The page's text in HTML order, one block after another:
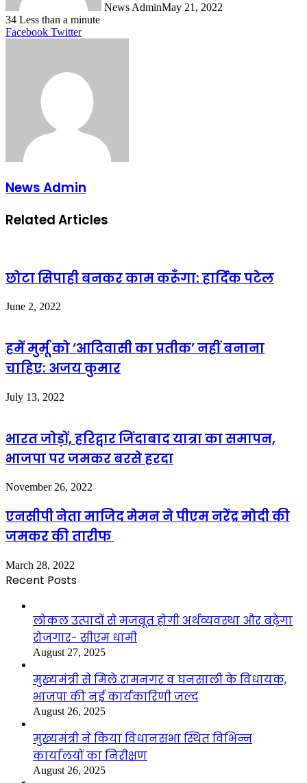
News AdminMay 21, 2022
34 Less than a minute
Facebook TwitterLinkedIn
Tumblr
Pinterest
Reddit
VKontakte
Share
Print
News Admin
Related Articles
छोटा सिपाही बनकर काम करूँगा: हार्दिक पटेल
June 2, 2022
हमें मुर्मू को ‘आदिवासी का प्रतीक’ नहीं बनाना
चाहिए: अजय कुमार
July 13, 2022
भारत जोड़ों, हरिद्वार जिंदाबाद यात्रा का समापन,
भाजपा पर जमकर बरसे हरदा
November 26, 2022
एनसीपी नेता माजिद मेमन ने पीएम नरेंद्र मोदी की
जमकर की तारीफ
March 28, 2022
Recent Posts
लोकल उत्पादों से मजबूत होगी अर्थव्यवस्था और बढ़ेगा
रोजगार- सीएम धामी
August 27, 2025
मुख्यमंत्री से मिले रामनगर व घनसाली के विधायक,
भाजपा की नई कार्यकारिणी जल्द
August 26, 2025
मुख्यमंत्री ने किया विधानसभा स्थित विभिन्न
कार्यालयों का निरीक्षण
August 26, 2025